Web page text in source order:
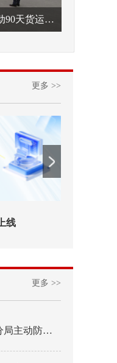
三方执法力量集结 呼伦贝尔启动90天货运车辆违法专项整治
更多 >>
线
更多 >>
道山体崩塌险情